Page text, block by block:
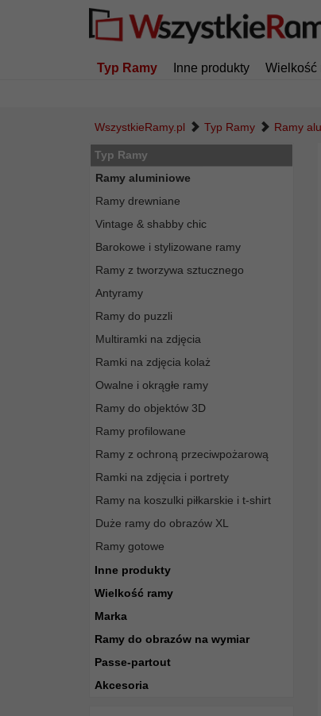
Typ Ramy Inne produkty Wielkość
WszystkieRamy.pl Typ Ramy Ramy
Typ Ramy
Ramy aluminiowe
Ramy drewniane
Vintage & shabby chic
Barokowe i stylizowane ramy
Ramy z tworzywa sztucznego
Antyramy
Ramy do puzzli
Multiramki na zdjęcia
Ramki na zdjęcia kolaż
Owalne i okrągłe ramy
Ramy do objektów 3D
Ramy profilowane
Ramy z ochroną przeciwpożarową
Ramki na zdjęcia i portrety
Ramy na koszulki piłkarskie i t-shirt
Duże ramy do obrazów XL
Ramy gotowe
Inne produkty
Wielkość ramy
Marka
Ramy do obrazów na wymiar
Passe-partout
Akcesoria